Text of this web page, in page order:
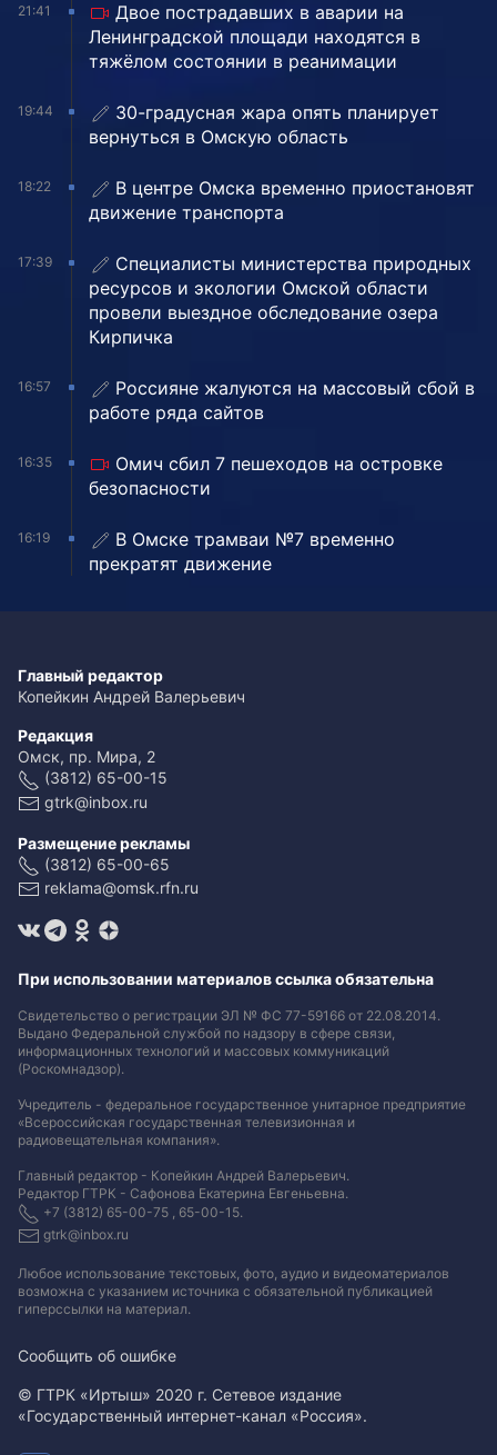
21:41
Двое пострадавших в аварии на
Ленинградской площади находятся в
тяжёлом состоянии в реанимации
19:44
30-градусная жара опять планирует
вернуться в Омскую область
18:22
В центре Омска временно приостановят
движение транспорта
17:39
Специалисты министерства природных
ресурсов и экологии Омской области
провели выездное обследование озера
Кирпичка
16:57
Россияне жалуются на массовый сбой в
работе ряда сайтов
16:35
Омич сбил 7 пешеходов на островке
безопасности
16:19
В Омске трамваи №7 временно
прекратят движение
Главный редактор
Копейкин Андрей Валерьевич
Редакция
Омск, пр. Мира, 2
(3812) 65-00-15
gtrk@inbox.ru
Размещение рекламы
(3812) 65-00-65
reklama@omsk.rfn.ru
При использовании материалов ссылка обязательна
Свидетельство о регистрации ЭЛ № ФС 77-59166 от 22.08.2014.
Выдано Федеральной службой по надзору в сфере связи,
информационных технологий и массовых коммуникаций
(Роскомнадзор).
Учредитель - федеральное государственное унитарное предприятие
«Всероссийская государственная телевизионная и
радиовещательная компания».
Главный редактор - Копейкин Андрей Валерьевич.
Редактор ГТРК - Сафонова Екатерина Евгеньевна.
+7 (3812) 65-00-75 , 65-00-15.
gtrk@inbox.ru
Любое использование текстовых, фото, аудио и видеоматериалов
возможна с указанием источника с обязательной публикацией
гиперссылки на материал.
Сообщить об ошибке
© ГТРК «Иртыш» 2020 г. Сетевое издание
«Государственный интернет-канал «Россия».